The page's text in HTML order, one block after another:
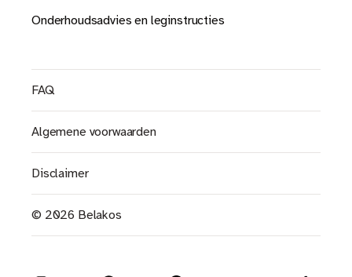
Onderhoudsadvies en leginstructies
© 2026 Belakos
Disclaimer
Algemene voorwaarden
FAQ